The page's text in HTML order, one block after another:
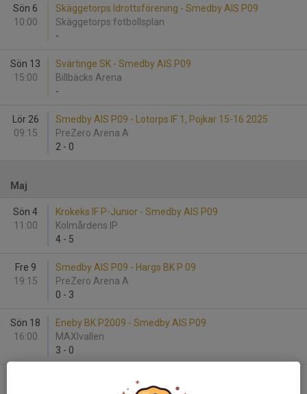
Sön 6
10:00
Skäggetorps Idrottsförening - Smedby AIS P09
Skäggetorps fotbollsplan
-
Sön 13
15:00
Svärtinge SK - Smedby AIS P09
Billbäcks Arena
-
Lör 26
09:15
Smedby AIS P09 - Lotorps IF 1, Pojkar 15-16 2025
PreZero Arena A
2 - 0
Maj
Sön 4
11:00
Krokeks IF P-Junior - Smedby AIS P09
Kolmårdens IP
4 - 5
Fre 9
19:15
Smedby AIS P09 - Hargs BK P 09
PreZero Arena A
0 - 3
Sön 18
16:00
Eneby BK P2009 - Smedby AIS P09
MAXIvallen
3 - 0
Smedby AIS P09 - Svärtinge SK P2009